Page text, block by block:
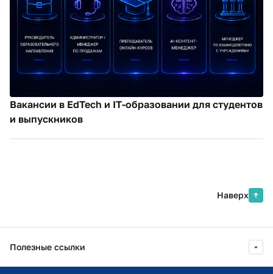
Вакансии в EdTech и IT-образовании для студентов
и выпускников
Наверх
Полезные ссылки